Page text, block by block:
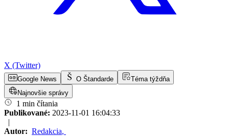
X (Twitter)
Google News O Štandarde
Téma týždňa
Najnovšie správy
1 min čítania
Publikované: 2023-11-01 16:04:33
|
Autor: Redakcia,